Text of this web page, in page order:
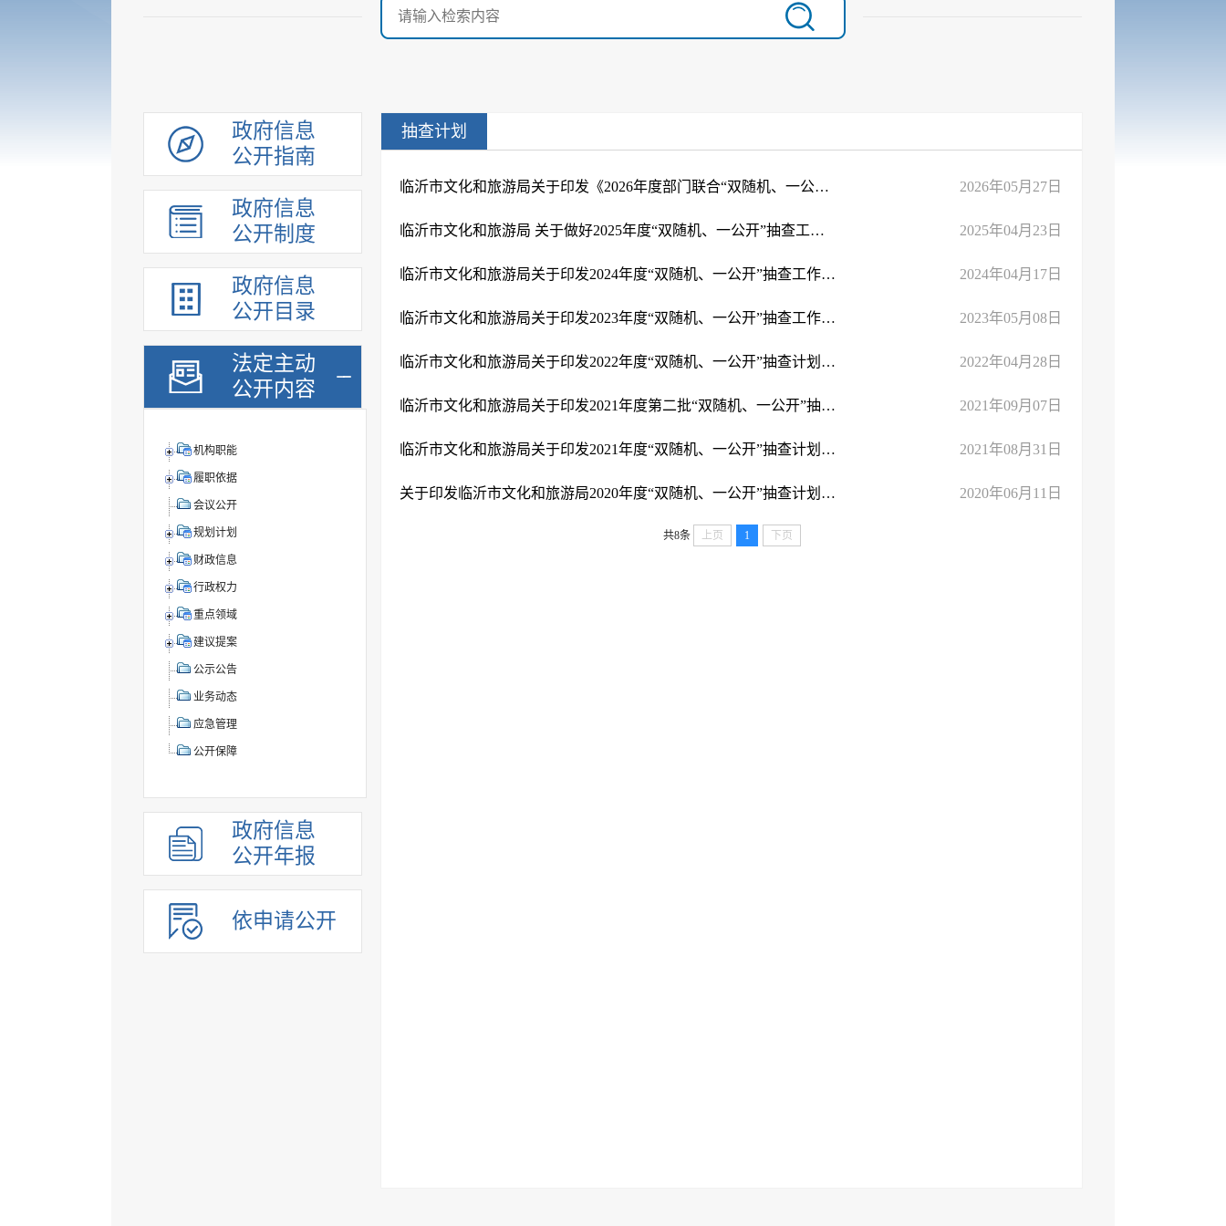
政府信息
公开指南
政府信息
公开制度
政府信息
公开目录
法定主动
公开内容
机构职能
履职依据
会议公开
规划计划
财政信息
行政权力
重点领域
建议提案
公示公告
业务动态
应急管理
公开保障
政府信息
公开年报
依申请公开
抽查计划
​临沂市文化和旅游局关于印发《2026年度部门联合“双随机、一公开”暨跨部门综合监管抽查检查计划》的 ... 2026年05月27日
临沂市文化和旅游局 关于做好2025年度“双随机、一公开”抽查工作的通知 2025年04月23日
临沂市文化和旅游局关于印发2024年度“双随机、一公开”抽查工作计划的通知 2024年04月17日
临沂市文化和旅游局关于印发2023年度“双随机、一公开”抽查工作计划的通知 2023年05月08日
临沂市文化和旅游局关于印发2022年度“双随机、一公开”抽查计划的通知 2022年04月28日
临沂市文化和旅游局关于印发2021年度第二批“双随机、一公开”抽查计划的通知 2021年09月07日
临沂市文化和旅游局关于印发2021年度“双随机、一公开”抽查计划的通知 2021年08月31日
关于印发临沂市文化和旅游局2020年度“双随机、一公开”抽查计划的通知 2020年06月11日
共8条 上页 1 下页